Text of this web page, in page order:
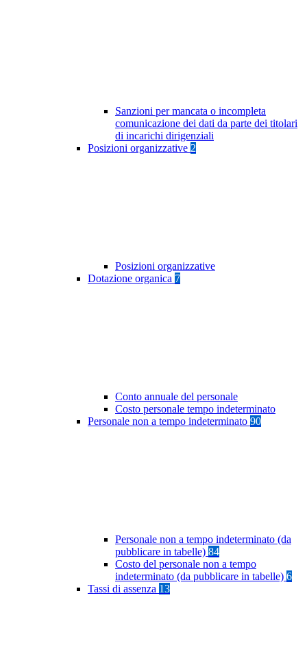
Sanzioni per mancata o incompleta
comunicazione dei dati da parte dei titolari
di incarichi dirigenziali
Posizioni organizzative 2
Posizioni organizzative
Dotazione organica 7
Conto annuale del personale
Costo personale tempo indeterminato
Personale non a tempo indeterminato 90
Personale non a tempo indeterminato (da
pubblicare in tabelle) 84
Costo del personale non a tempo
indeterminato (da pubblicare in tabelle) 6
Tassi di assenza 13